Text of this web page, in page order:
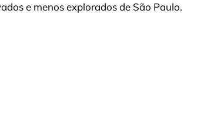
e menos explorados de São Paulo.